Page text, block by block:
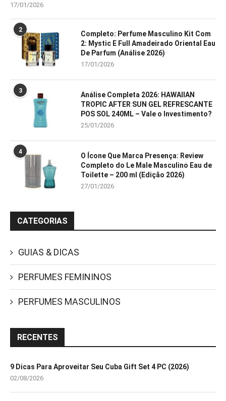
17/01/2026
2
Completo: Perfume Masculino Kit Com
2: Mystic E Full Amadeirado Oriental Eau
De Parfum (Análise 2026)
17/01/2026
3
Análise Completa 2026: HAWAIIAN
TROPIC AFTER SUN GEL REFRESCANTE
POS SOL 240ML – Vale o Investimento?
25/01/2026
4
O Ícone Que Marca Presença: Review
Completo do Le Male Masculino Eau de
Toilette – 200 ml (Edição 2026)
27/01/2026
CATEGORIAS
GUIAS & DICAS
PERFUMES FEMININOS
PERFUMES MASCULINOS
RECENTES
9 Dicas Para Aproveitar Seu Cuba Gift Set 4 PC (2026)
02/08/2026